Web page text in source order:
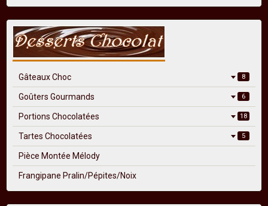
Gâteaux Choc 8
Goûters Gourmands 6
Portions Chocolatées 18
Tartes Chocolatées 5
Pièce Montée Mélody
Frangipane Pralin/Pépites/Noix